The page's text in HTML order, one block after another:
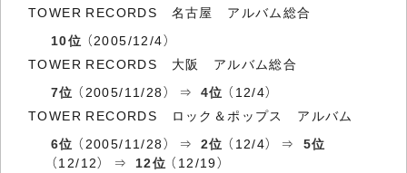
TOWER RECORDS 名古屋 アルバム総合
10位 （2005/12/4）
TOWER RECORDS 大阪 アルバム総合
7位 （2005/11/28） ⇒4位 （12/4）
TOWER RECORDS ロック＆ポップス アルバム
6位 （2005/11/28） ⇒2位 （12/4） ⇒ 5位
（12/12） ⇒ 12位 （12/19）